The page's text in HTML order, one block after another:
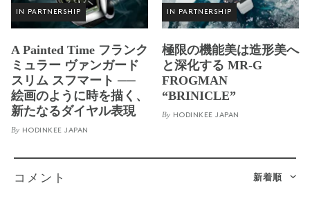
IN PARTNERSHIP
A Painted Time フランク
ミュラー ヴァンガード
スリム スフマート ──
絵画のように時を描く、
新たなるダイヤル表現
By HODINKEE JAPAN
IN PARTNERSHIP
極限の機能美は造形美へ
と深化する MR-G
FROGMAN
“BRINICLE”
By HODINKEE JAPAN
新着順
コメント